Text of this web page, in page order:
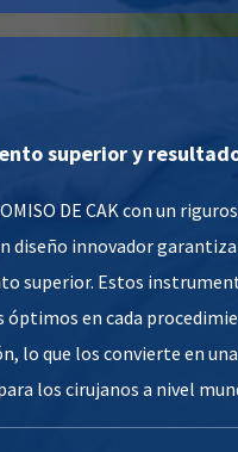
superior y
DE CAK con un
diseño innovador
superior. Estos
óptimos en cada
lo que los convierte en
los cirujanos a nivel